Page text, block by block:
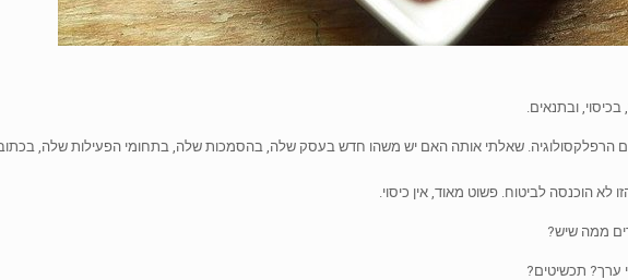
ובתנאים.
הרפלקסולוגיה. שאלתי אותה האם יש משהו חדש בעסק שלה, בהסמכות שלה, בתחומי הפעילות שלה,
לא הוכנסה לביטוח. פשוט מאוד, אין כיסוי.
ממה שיש?
ערך? תכשיטים?